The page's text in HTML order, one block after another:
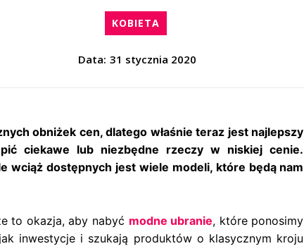
KOBIETA
Data: 31 stycznia 2020
obniżek cen, dlatego właśnie teraz jest najlepszy
ciekawe lub niezbędne rzeczy w niskiej cenie.
wciąż dostępnych jest wiele modeli, które będą nam
to okazja, aby nabyć modne ubranie, które ponosimy
inwestycje i szukają produktów o klasycznym kroju